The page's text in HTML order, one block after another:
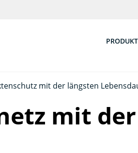
mit der längsten
mit